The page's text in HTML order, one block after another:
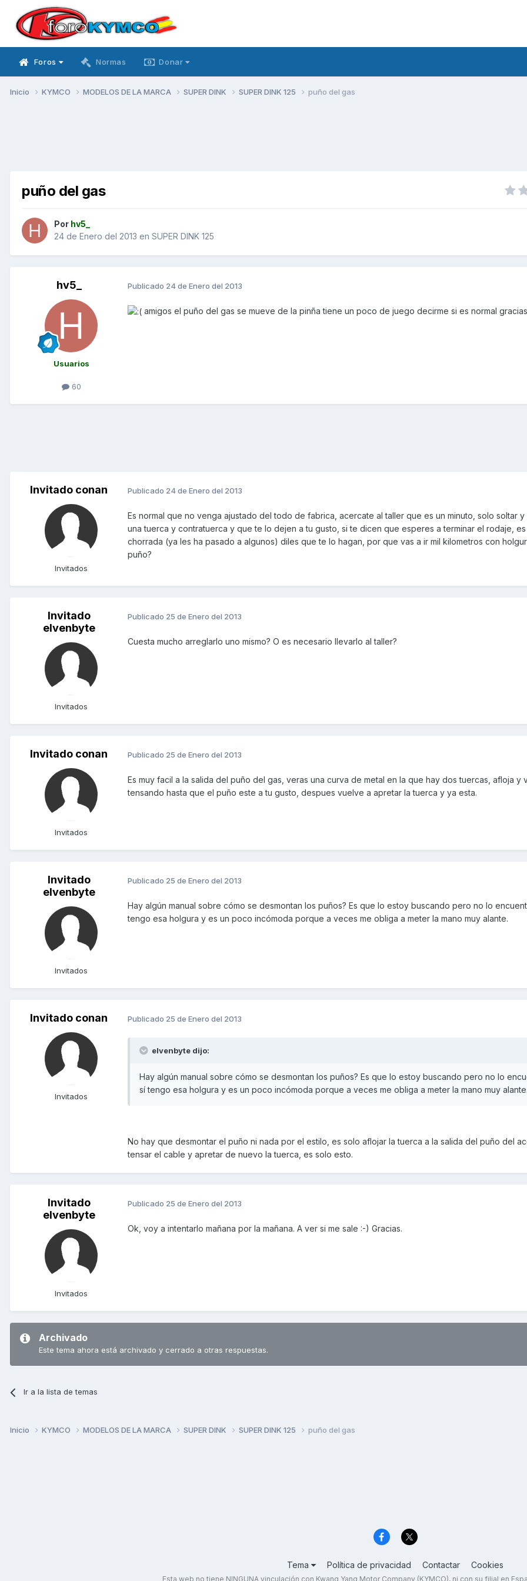
Foros Normas Donar
Inicio KYMCO MODELOS DE LA MARCA SUPER DINK SUPER DINK 125 puño del gas
puño del gas
Por hv5_
24 de Enero del 2013 en SUPER DINK 125
hv5_
Usuarios
60
Publicado 24 de Enero del 2013
amigos el puño del gas se mueve de la pinña tiene un poco de juego decirme si es normal gracias
Invitado conan
Invitados
Publicado 24 de Enero del 2013
Es normal que no venga ajustado del todo de fabrica, acercate al taller que es un minuto, solo soltar
una tuerca y contratuerca y que te lo dejen a tu gusto, si te dicen que esperes a terminar el rodaje, es
chorrada (ya les ha pasado a algunos) diles que te lo hagan, por que vas a ir mil kilometros con
puño?
Invitado
elvenbyte
Invitados
Publicado 25 de Enero del 2013
Cuesta mucho arreglarlo uno mismo? O es necesario llevarlo al taller?
Invitado conan
Invitados
Publicado 25 de Enero del 2013
Es muy facil a la salida del puño del gas, veras una curva de metal en la que hay dos tuercas, afloja y
tensando hasta que el puño este a tu gusto, despues vuelve a apretar la tuerca y ya esta.
Invitado
elvenbyte
Invitados
Publicado 25 de Enero del 2013
Hay algún manual sobre cómo se desmontan los puños? Es que lo estoy buscando pero no lo
tengo esa holgura y es un poco incómoda porque a veces me obliga a meter la mano muy alante.
Invitado conan
Invitados
Publicado 25 de Enero del 2013
elvenbyte dijo:
Hay algún manual sobre cómo se desmontan los puños? Es que lo estoy buscando pero no lo
sí tengo esa holgura y es un poco incómoda porque a veces me obliga a meter la mano muy alante.
No hay que desmontar el puño ni nada por el estilo, es solo aflojar la tuerca a la salida del puño del
tensar el cable y apretar de nuevo la tuerca, es solo esto.
Invitado
elvenbyte
Invitados
Publicado 25 de Enero del 2013
Ok, voy a intentarlo mañana por la mañana. A ver si me sale :-) Gracias.
Archivado
Este tema ahora está archivado y cerrado a otras respuestas.
Ir a la lista de temas
Inicio KYMCO MODELOS DE LA MARCA SUPER DINK SUPER DINK 125 puño del gas
Tema Política de privacidad Contactar Cookies
Esta web no tiene NINGUNA vinculación con Kwang Yang Motor Company (KYMCO), ni con su filial en